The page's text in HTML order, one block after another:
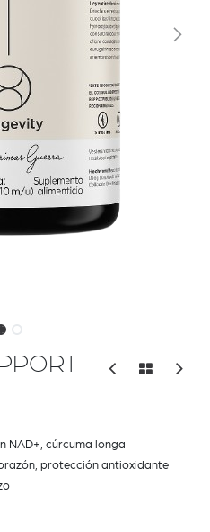
NAD+, cúrcuma longa
protección antioxidante